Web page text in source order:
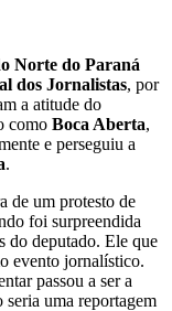
Norte do Paraná
dos Jornalistas, por
a atitude do
como Boca Aberta,
e perseguiu a
.
de um protesto de
foi surpreendida
do deputado. Ele que
evento jornalístico.
passou a ser a
uma reportagem